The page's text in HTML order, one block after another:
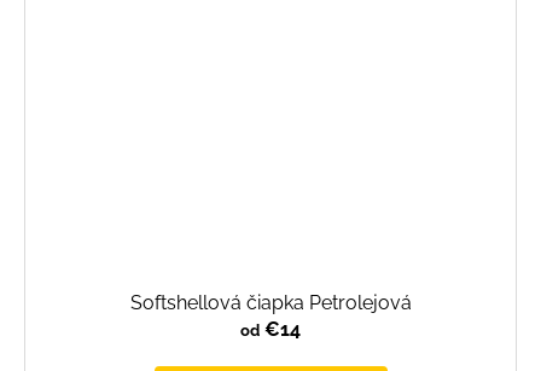
Softshellová čiapka Petrolejová
od €14